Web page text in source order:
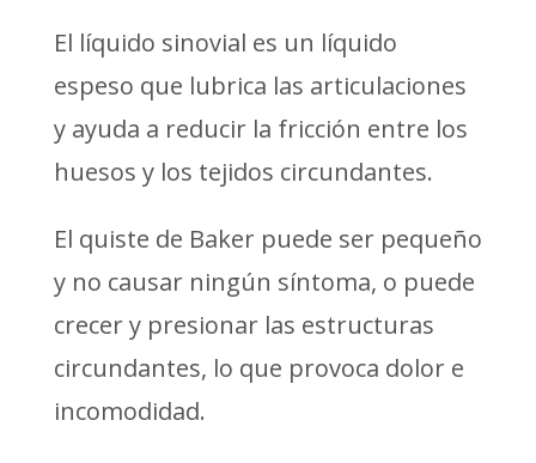
El líquido sinovial es un líquido
espeso que lubrica las articulaciones
y ayuda a reducir la fricción entre los
huesos y los tejidos circundantes.
El quiste de Baker puede ser pequeño
y no causar ningún síntoma, o puede
crecer y presionar las estructuras
circundantes, lo que provoca dolor e
incomodidad.